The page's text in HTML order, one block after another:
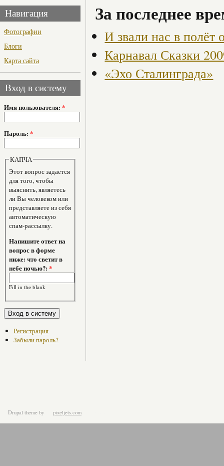
Навигация
Фотографии
Блоги
Карта сайта
Вход в систему
Имя пользователя: *
Пароль: *
КАПЧА
Этот вопрос задается
для того, чтобы
выяснить, являетесь
ли Вы человеком или
представляете из себя
автоматическую
спам-рассылку.
Напишите ответ на
вопрос в форме
ниже: что светит в
небе ночью?:*
Fill in the blank
Регистрация
Забыли пароль?
За последнее
И звали нас в полёт
Карнавал Сказки
«Эхо Сталинграда»
Drupal theme by pixeljets.com